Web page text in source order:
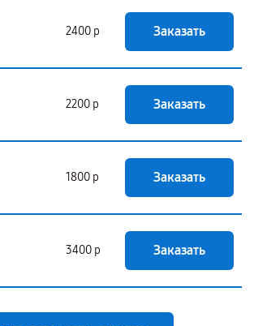
2400 р Заказать
2200 р Заказать
1800 р Заказать
3400 р Заказать